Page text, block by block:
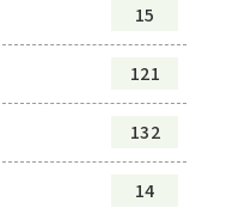
15
121
132
14